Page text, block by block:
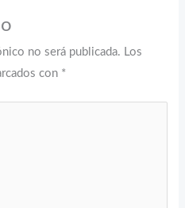
no será publicada. Los
con *